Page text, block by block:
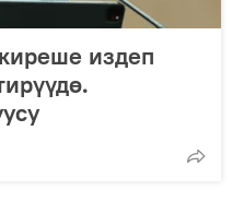
издеп